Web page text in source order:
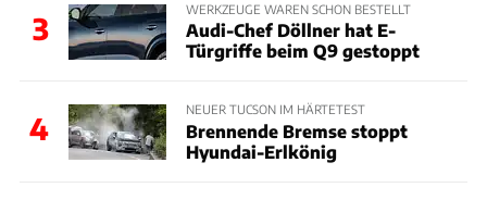
3
WERKZEUGE WAREN SCHON BESTELLT
Audi-Chef Döllner hat E-
Türgriffe beim Q9 gestoppt
4
NEUER TUCSON IM HÄRTETEST
Brennende Bremse stoppt
Hyundai-Erlkönig